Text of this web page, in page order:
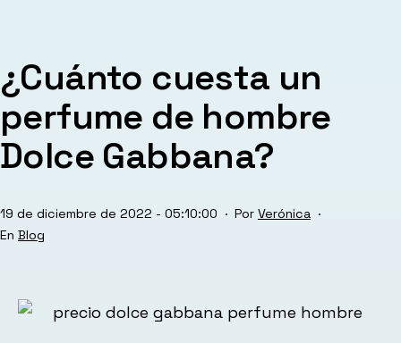
¿Cuánto cuesta un
perfume de hombre
Dolce Gabbana?
Publicada
el
19 de diciembre de 2022 - 05:10:00 Por Verónica
Categorizado
Blog